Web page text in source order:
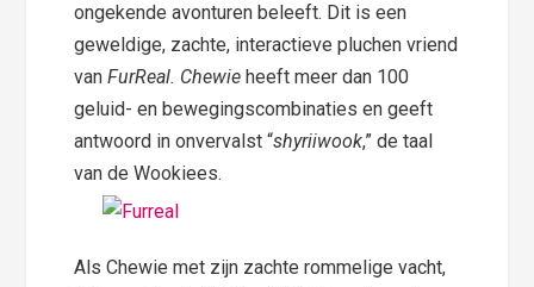
ongekende avonturen beleeft. Dit is een
geweldige, zachte, interactieve pluchen vriend
vanFurReal. Chewieheeft meer dan 100
geluid- en bewegingscombinaties en geeft
antwoord in onvervalst “shyriiwook,” de taal
van de Wookiees.
Als Chewie met zijn zachte rommelige vacht,